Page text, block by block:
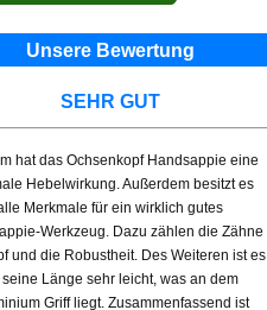
Unsere Bewertung
SEHR GUT
hat das Ochsenkopf Handsappie eine
Hebelwirkung. Außerdem besitzt es
Merkmale für ein wirklich gutes
Werkzeug. Dazu zählen die Zähne
und die Robustheit. Des Weiteren ist es
seine Länge sehr leicht, was an dem
Griff liegt. Zusammenfassend ist